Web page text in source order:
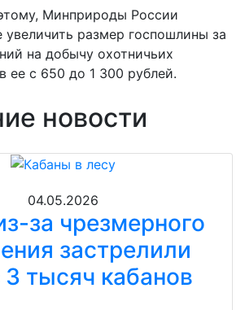
Минприроды России
увеличить размер госпошлины за
на добычу охотничьих
ее с 650 до 1 300 рублей.
новости
04.05.2026
за чрезмерного
застрелили
3 тысяч кабанов